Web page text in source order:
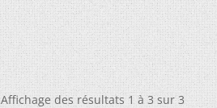
Affichage des résultats 1 à 3 sur 3